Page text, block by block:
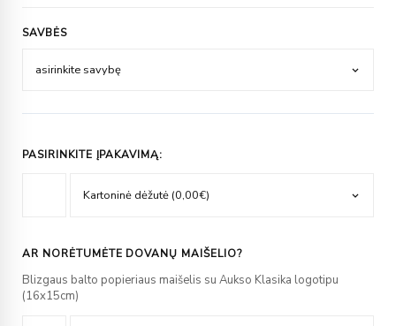
SAVBĖS
PASIRINKITE ĮPAKAVIMĄ:
AR NORĖTUMĖTE DOVANŲ MAIŠELIO?
Blizgaus balto popieriaus maišelis su Aukso Klasika logotipu
(16x15cm)